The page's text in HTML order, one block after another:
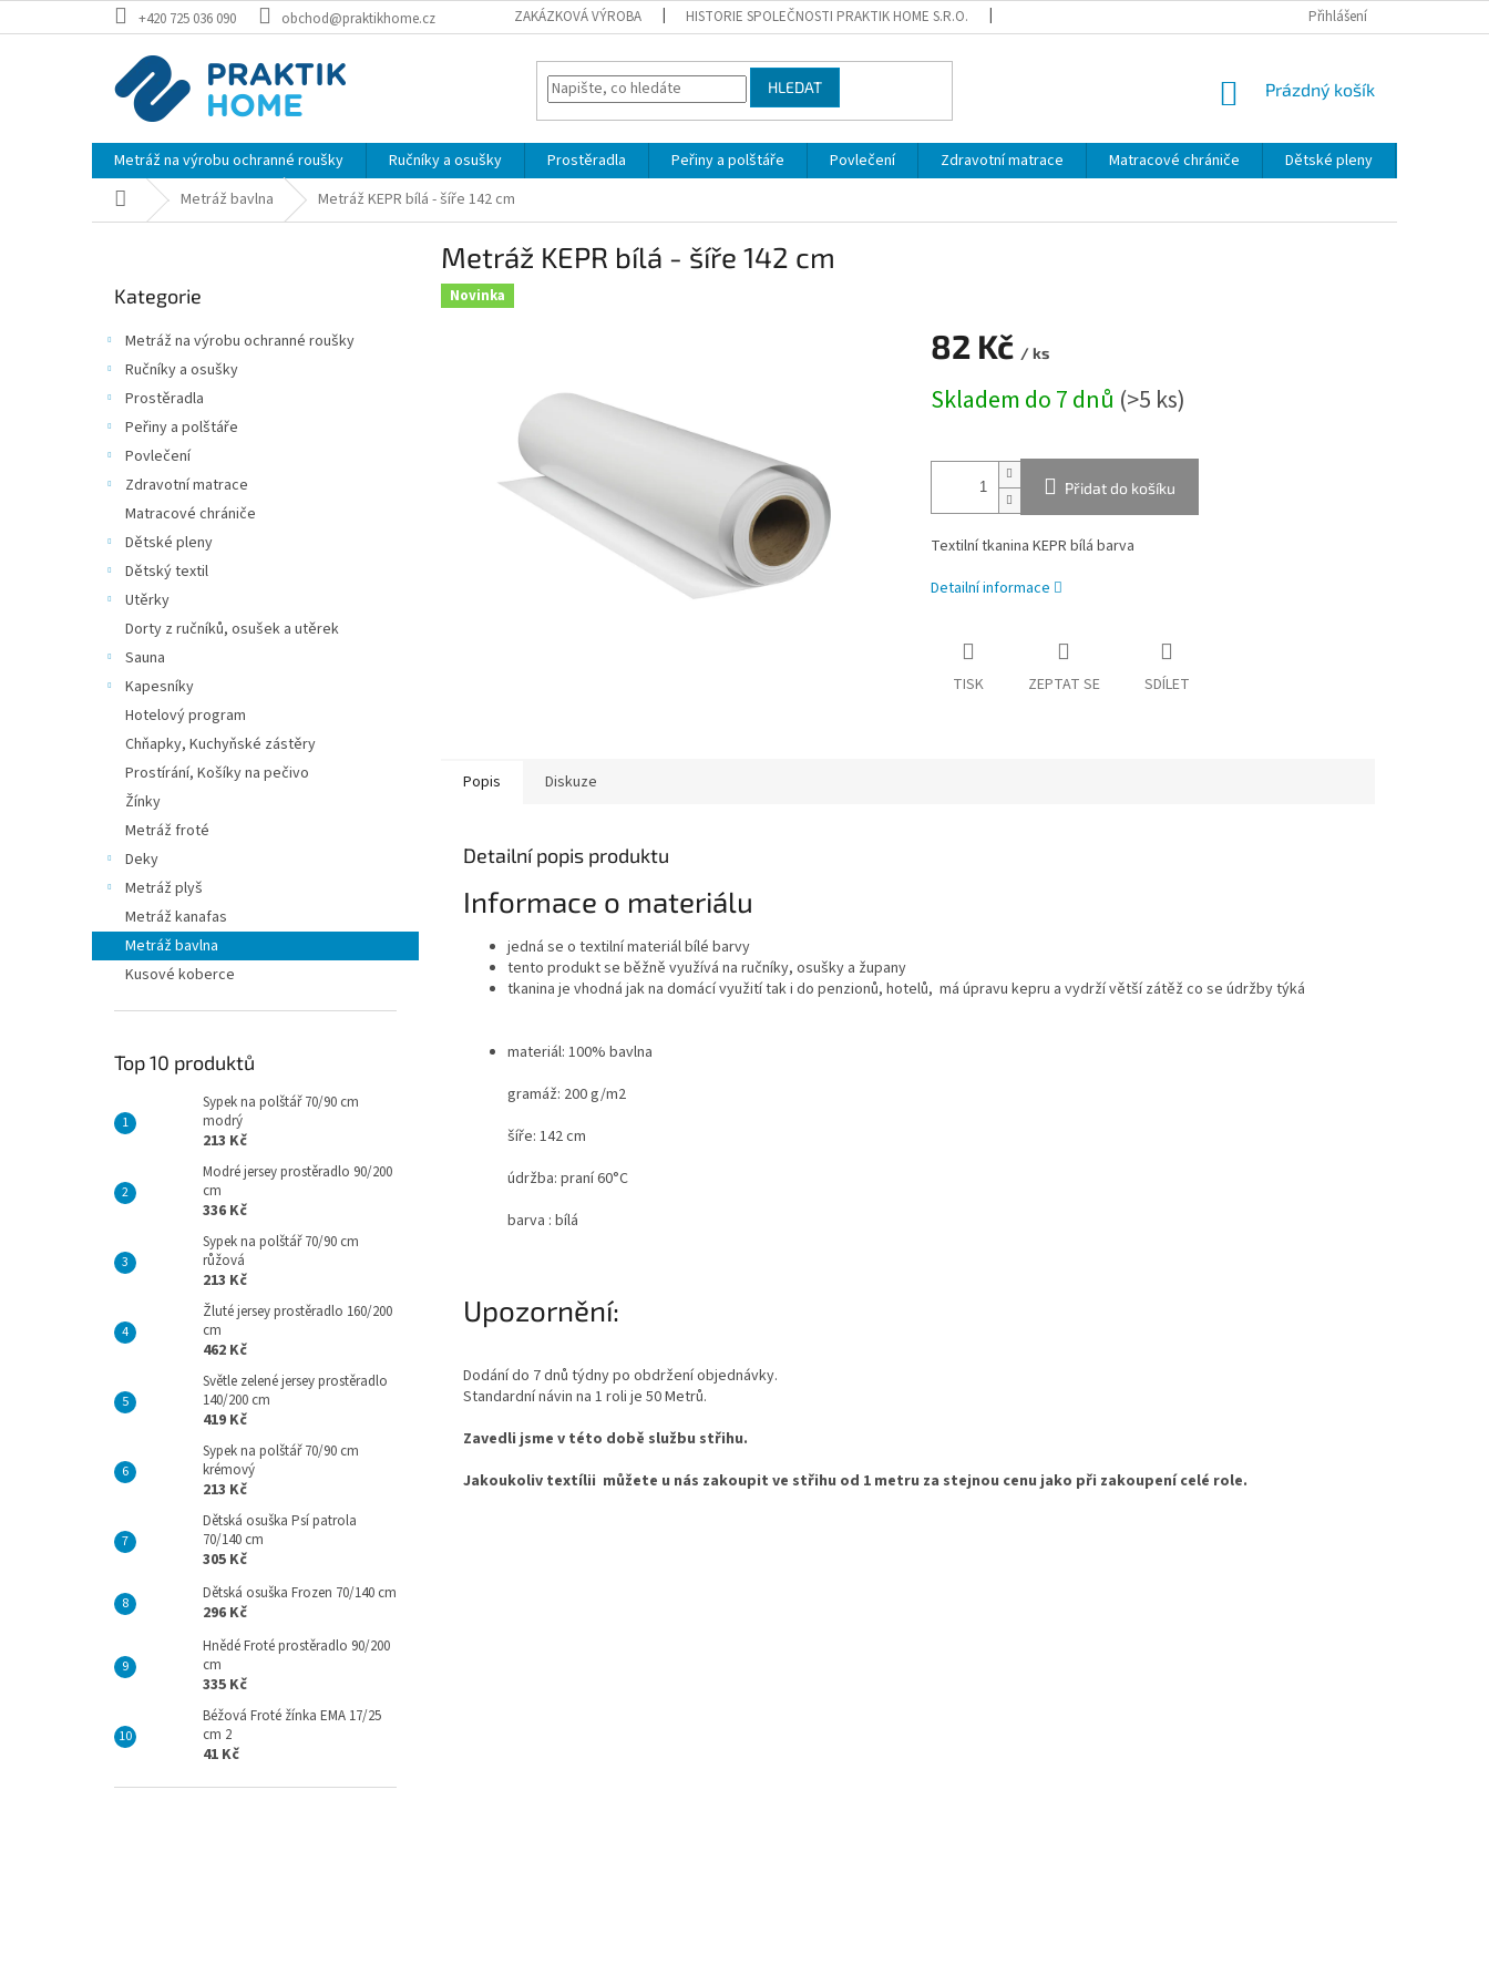
na
+420 725 036 090 obchod@praktikhome.cz ZAKÁZKOVÁ VÝROBA HISTORIE SPOLEČNOSTI PRAKTIK HOME S.R.O. PRŮVODCE MATERIÁLY
Přihlášení
HLEDAT
NÁKUPNÍ
Prázdný košík
Metráž na výrobu ochranné roušky Ručníky a osušky Prostěradla Peřiny a polštáře Povlečení Zdravotní matrace Matracové chrániče Dětské pleny
Domů Metráž bavlna Metráž KEPR bílá - šíře 142 cm
kategorie
Kategorie
Metráž na výrobu ochranné roušky
Ručníky a osušky
Prostěradla
Peřiny a polštáře
Povlečení
Zdravotní matrace
Matracové chrániče
Dětské pleny
Dětský textil
Utěrky
Dorty z ručníků, osušek a utěrek
Sauna
Kapesníky
Hotelový program
Chňapky, Kuchyňské zástěry
Prostírání, Košíky na pečivo
Žínky
Metráž froté
Deky
Metráž plyš
Metráž kanafas
Metráž bavlna
Kusové koberce
Top 10 produktů
Sypek na polštář 70/90 cm
modrý
213 Kč
Modré jersey prostěradlo 90/200
cm
336 Kč
Sypek na polštář 70/90 cm
růžová
213 Kč
Žluté jersey prostěradlo 160/200
cm
462 Kč
Světle zelené jersey prostěradlo
140/200 cm
419 Kč
Sypek na polštář 70/90 cm
krémový
213 Kč
Dětská osuška Psí patrola
70/140 cm
305 Kč
Dětská osuška Frozen 70/140 cm
296 Kč
Hnědé Froté prostěradlo 90/200
cm
335 Kč
Béžová Froté žínka EMA 17/25
cm 2
41 Kč
Metráž KEPR bílá - šíře 142 cm
Novinka
82 Kč / ks
cena:
Skladem do 7 dnů (>5 ks)
Přidat do košíku
Textilní tkanina KEPR bílá barva
Detailní informace
TISK ZEPTAT SE SDÍLET
Popis Diskuze
Detailní popis produktu
Informace o materiálu
jedná se o textilní materiál bílé barvy
tento produkt se běžně využívá na ručníky, osušky a župany
tkanina je vhodná jak na domácí využití tak i do penzionů, hotelů, má úpravu kepru a vydrží větší zátěž co se údržby týká
materiál: 100% bavlna
gramáž: 200 g/m2
šíře: 142 cm
údržba: praní 60°C
barva : bílá
Upozornění:
Dodání do 7 dnů týdny po obdržení objednávky.
Standardní návin na 1 roli je 50 Metrů.
Zavedli jsme v této době službu střihu.
Jakoukoliv textílii můžete u nás zakoupit ve střihu od 1 metru za stejnou cenu jako při zakoupení celé role.